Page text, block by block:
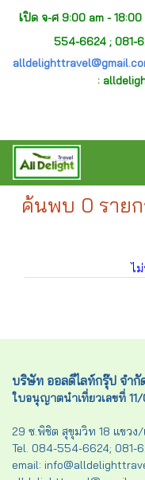
เปิด จ-ศ 9:00 am - 18:00
554-6624 ; 081-
:
ค้นพบ 0 รายก
ไ
บริษัท ออลดีไลท์กรุ๊ป จำกั
ใบอนุญาตนำเที่ยวเลขที่
29 ซ.พิชิต สุขุมวิท 18 แขวง/
Tel. 084-554-6624; 081-
email: